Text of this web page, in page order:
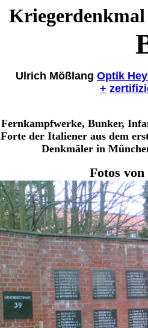
Ulrich Mößlang Optik
+
Fernkampfwerke, Bunker,
Forte der Italiener aus dem
Denkmäler in
Fotos